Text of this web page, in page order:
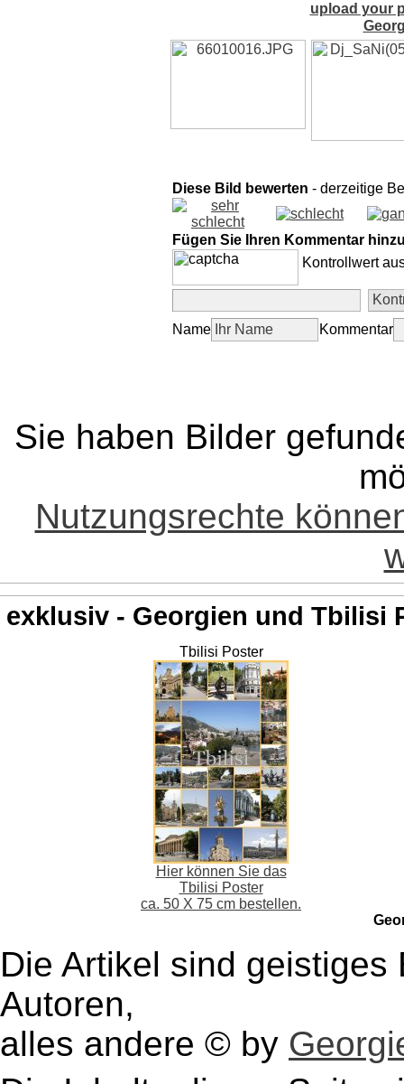
upload your
Diese Bild bewerten - derzeitige
Fügen Sie Ihren Kommentar
Kontrollwert
Name Kommentar
Sie haben Bilder
Nutzungsrechte
exklusiv - Georgien und Tbilisi
Tbilisi Poster
Hier können Sie das
Tbilisi Poster
ca. 50 X 75 cm bestellen.
Die Artikel sind
Autoren,
alles andere © by